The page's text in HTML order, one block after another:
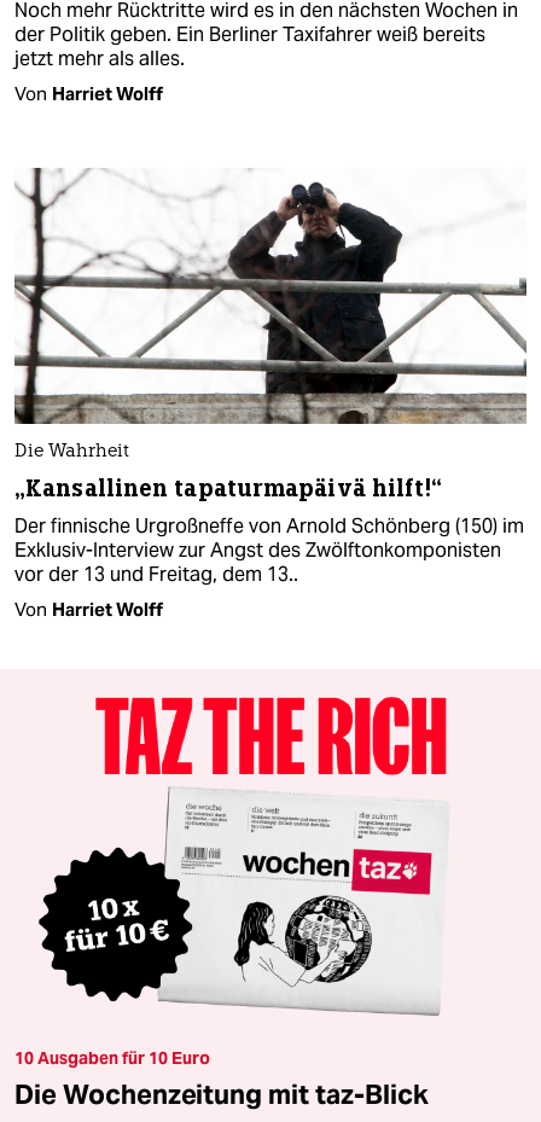
Noch mehr Rücktritte wird es in den nächsten Wochen in
der Politik geben. Ein Berliner Taxifahrer weiß bereits
jetzt mehr als alles.
Von Harriet Wolff
Die Wahrheit
„Kansallinen tapaturmapäivä hilft!“
Der finnische Urgroßneffe von Arnold Schönberg (150) im
Exklusiv-Interview zur Angst des Zwölftonkomponisten
vor der 13 und Freitag, dem 13..
Von Harriet Wolff
10 Ausgaben für 10 Euro
Die Wochenzeitung mit taz-Blick